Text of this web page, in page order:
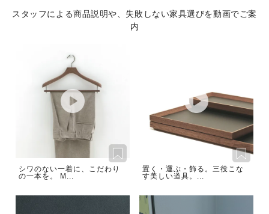
スタッフによる商品説明や、失敗しない家具選びを動画でご案
内
シワのない一着に、こだわり
の一本を。 M...
置く・運ぶ・飾る。三役こな
す美しい道具。...